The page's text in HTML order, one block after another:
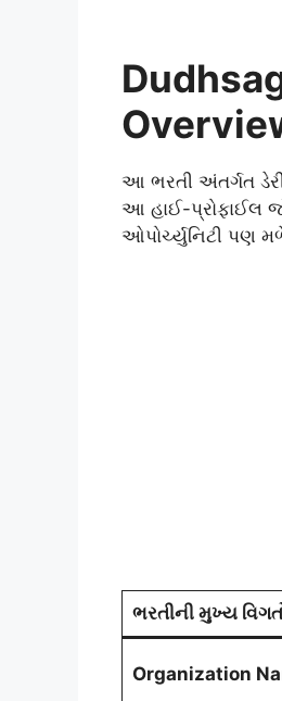
આ ભરતી અંતર્ગત ડેરી
આ હાઈ-પ્રોફાઈલ
ઓપોર્ચ્યુનિટી પણ
ભરતીની મુખ્ય
Organization